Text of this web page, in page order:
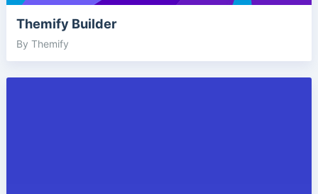
Themify Builder
By Themify